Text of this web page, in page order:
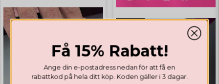
för 1 år sedan
Kanon
Få 15% Rabatt!
Ange din e-postadress nedan för att få en
rabattkod på hela ditt köp. Koden gäller i 3 dagar.